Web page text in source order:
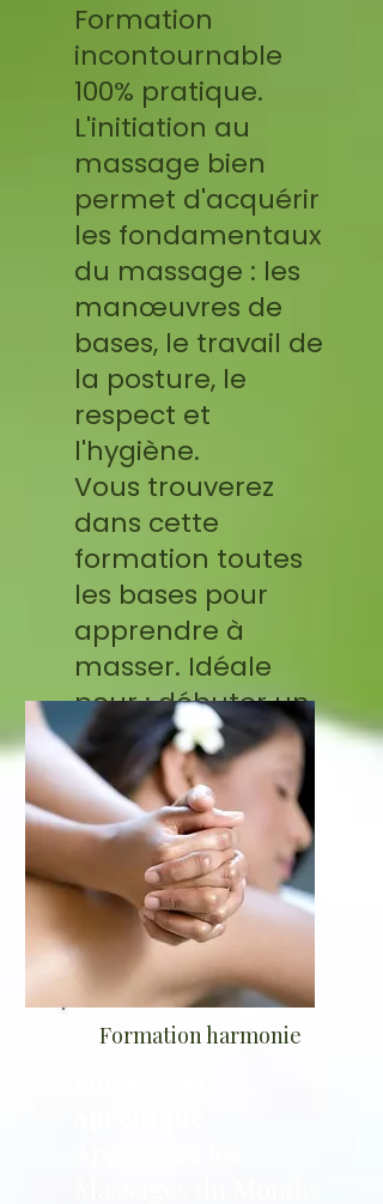
Formation
incontournable
100% pratique.
L'initiation au
massage bien
permet d'acquérir
les fondamentaux
du massage : les
manœuvres de
bases, le travail de
la posture, le
respect et
l'hygiène.
Vous trouverez
dans cette
formation toutes
les bases pour
apprendre à
masser. Idéale
pour : débuter un
apprentissage
dans le domaine
du massage.
Formation harmonie